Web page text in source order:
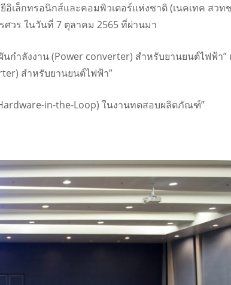
เล็กทรอนิกส์และคอมพิวเตอร์แห่งชาติ (เนคเทค สวท
ศวร ในวันที่ 7 ตุลาคม 2565 ที่ผ่านมา
ำลังงาน (Power converter) สำหรับยานยนต์ไฟฟ้า”
สำหรับยานยนต์ไฟฟ้า”
in-the-Loop) ในงานทดสอบผลิตภัณฑ์”